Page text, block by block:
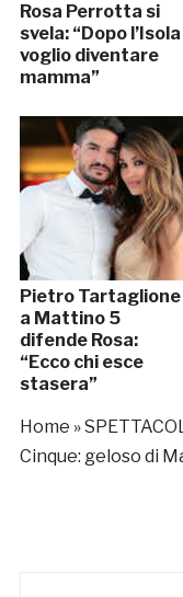
Rosa Perrotta si
svela: “Dopo l’Isola
voglio diventare
mamma”
Pietro Tartaglione
a Mattino 5
difende Rosa:
“Ecco chi esce
stasera”
Home »
Cinque: geloso di